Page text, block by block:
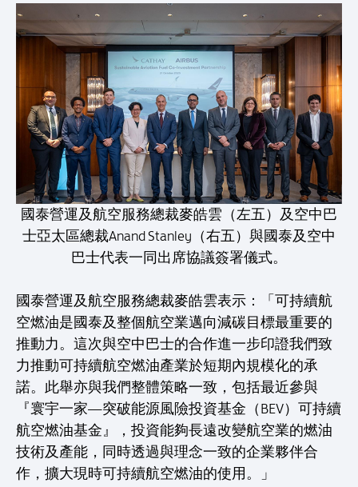
國泰營運及航空服務總裁麥皓雲（左五）及空中巴
士亞太區總裁Anand Stanley（右五）與國泰及空中
巴士代表一同出席協議簽署儀式。
國泰營運及航空服務總裁麥皓雲表示：「可持續航
空燃油是國泰及整個航空業邁向減碳目標最重要的
推動力。這次與空中巴士的合作進一步印證我們致
力推動可持續航空燃油產業於短期內規模化的承
諾。此舉亦與我們整體策略一致，包括最近參與
『寰宇一家—突破能源風險投資基金（BEV）可持續
航空燃油基金』，投資能夠長遠改變航空業的燃油
技術及產能，同時透過與理念一致的企業夥伴合
作，擴大現時可持續航空燃油的使用。」